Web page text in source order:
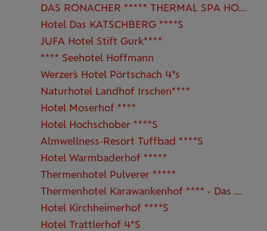
DAS RONACHER ***** THERMAL SPA HOTEL
Hotel Das KATSCHBERG ****S
JUFA Hotel Stift Gurk****
**** Seehotel Hoffmann
Werzer´s Hotel Pörtschach 4*s
Naturhotel Landhof Irschen****
Hotel Moserhof ****
Hotel Hochschober ****S
Almwellness-Resort Tuffbad ****S
Hotel Warmbaderhof *****
Thermenhotel Pulverer *****
Thermenhotel Karawankenhof **** - Das Hotel der KärntenTherme
Hotel Kirchheimerhof ****S
Hotel Trattlerhof 4*S